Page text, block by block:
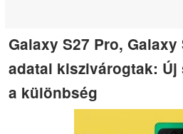
Galaxy S27 Pro,
adatai kiszivárogtak: Új
a különbség